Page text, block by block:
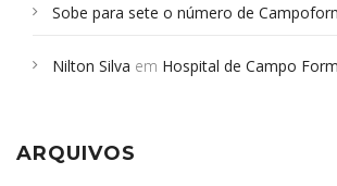
Sobe para sete o número de
Campoformosenses que morreram em
Nilton Silva em Hospital de Campo
ARQUIVOS